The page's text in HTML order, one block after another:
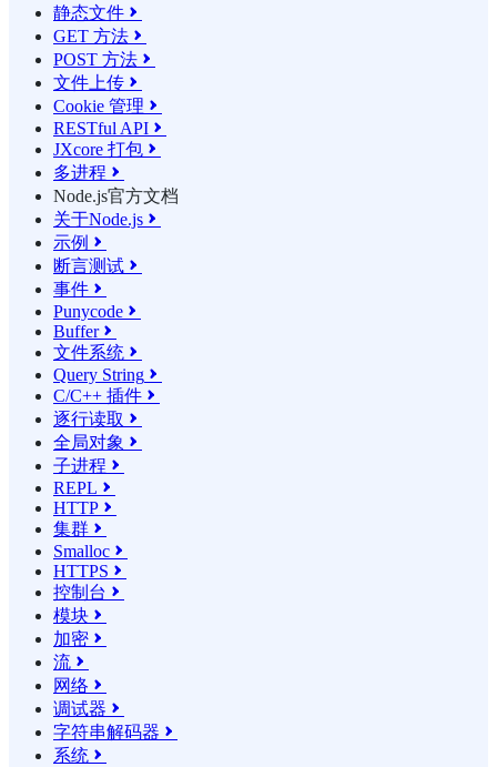
静态文件 
GET 方法 
POST 方法 
文件上传 
Cookie 管理 
RESTful API 
JXcore 打包 
多进程 
Node.js官方文档
关于Node.js 
示例 
断言测试 
事件 
Punycode 
Buffer
文件系统 
Query String 
C/C++ 插件 
逐行读取 
全局对象 
子进程 
REPL 
HTTP 
集群 
Smalloc 
HTTPS 
控制台 
模块 
加密 
流 
网络 
调试器 
字符串解码器 
系统 